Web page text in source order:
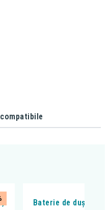
Baterie de duș,